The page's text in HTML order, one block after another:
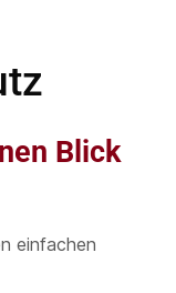
Blick
einfachen